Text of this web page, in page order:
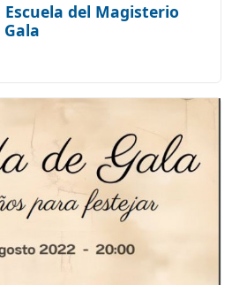
del Magisterio